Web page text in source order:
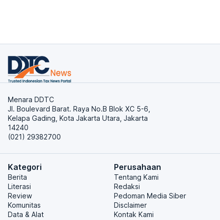
Menara DDTC
Jl. Boulevard Barat. Raya No.B Blok XC 5-6,
Kelapa Gading, Kota Jakarta Utara, Jakarta
14240
(021) 29382700
Kategori
Berita
Literasi
Review
Komunitas
Data & Alat
Perusahaan
Tentang Kami
Redaksi
Pedoman Media Siber
Disclaimer
Kontak Kami